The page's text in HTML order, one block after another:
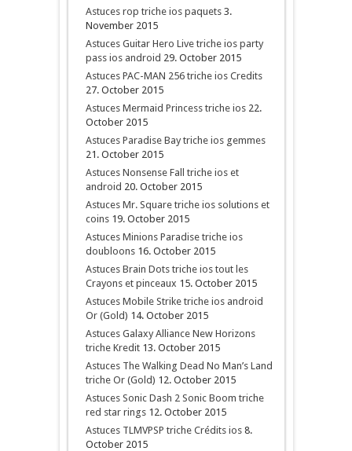
Astuces rop triche ios paquets 3.
November 2015
Astuces Guitar Hero Live triche ios party
pass ios android 29. October 2015
Astuces PAC-MAN 256 triche ios Credits
27. October 2015
Astuces Mermaid Princess triche ios 22.
October 2015
Astuces Paradise Bay triche ios gemmes
21. October 2015
Astuces Nonsense Fall triche ios et
android 20. October 2015
Astuces Mr. Square triche ios solutions et
coins 19. October 2015
Astuces Minions Paradise triche ios
doubloons 16. October 2015
Astuces Brain Dots triche ios tout les
Crayons et pinceaux 15. October 2015
Astuces Mobile Strike triche ios android
Or (Gold) 14. October 2015
Astuces Galaxy Alliance New Horizons
triche Kredit 13. October 2015
Astuces The Walking Dead No Man’s Land
triche Or (Gold) 12. October 2015
Astuces Sonic Dash 2 Sonic Boom triche
red star rings 12. October 2015
Astuces TLMVPSP triche Crédits ios 8.
October 2015